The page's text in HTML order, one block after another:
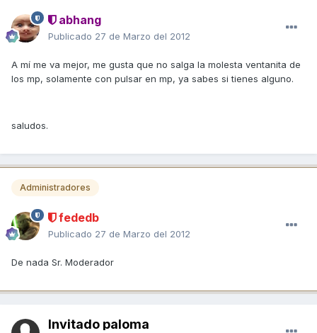
abhang
Publicado 27 de Marzo del 2012
A mí me va mejor, me gusta que no salga la molesta ventanita de
los mp, solamente con pulsar en mp, ya sabes si tienes alguno.
saludos.
Administradores
fededb
Publicado 27 de Marzo del 2012
De nada Sr. Moderador
Invitado paloma